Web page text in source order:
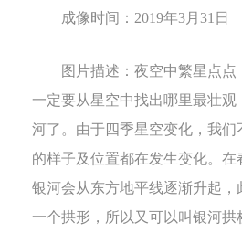
成像时间： 2019年3月 31 日
图片描述： 夜空中繁星点点
一定要从星空中找出哪里最壮观
河了。由于四季星空变化，我们
的样子及位置都在发生变化。在
银河会从东方地平线逐渐升起，
一个拱形，所以又可以叫银河拱